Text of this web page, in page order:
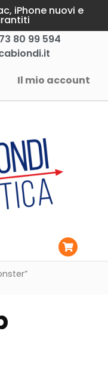
iPhone nuovi e
80 99 594
Il mio account